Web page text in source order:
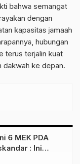
bahwa semangat
dengan
kapasitas jamaah
hubungan
terus terjalin kuat
dakwah ke depan.
6 MEK PDA
: Ini
Lumbung